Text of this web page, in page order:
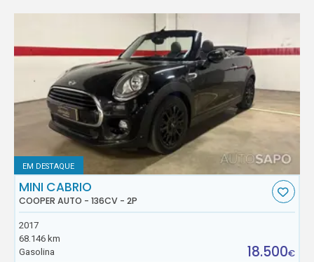
EM DESTAQUE
MINI CABRIO
COOPER AUTO - 136CV - 2P
2017
68.146 km
Gasolina
18.500€